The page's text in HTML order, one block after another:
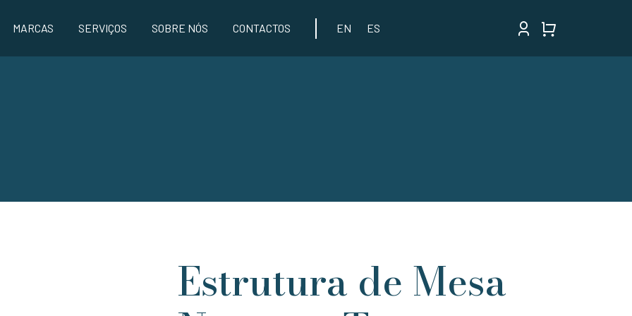
MARCAS SERVIÇOS SOBRE NÓS CONTACTOS EN ES
Estrutura de Mesa